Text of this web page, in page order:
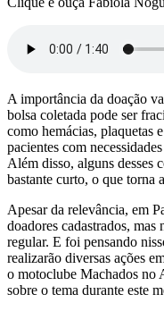
A importância da doação
bolsa coletada pode ser
como hemácias, plaquetas
pacientes com
Além disso, alguns desses
bastante curto, o que torna
Apesar da relevância, em
doadores cadastrados,
regular. E foi pensando
realizarão diversas ações
o motoclube Machados no
sobre o tema durante este